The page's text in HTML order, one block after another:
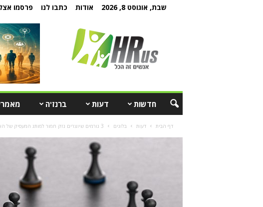
שבת, אוגוסט 8, 2026 אודות כתבו לנו פרסמו
חדשות דעות ברנז'ה
דף הבית דעות בלוגים 3 גורמים שיוצרים נזק חמור למותג המעסיק של הארגון